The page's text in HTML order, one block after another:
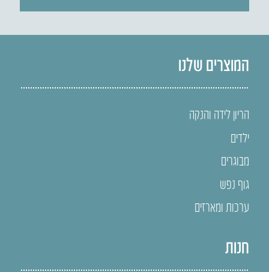
המוצרים שלנו
הריון לידה והנקה
ילדים
מבוגרים
גוף נפש
ערכות ומארזים
חנות